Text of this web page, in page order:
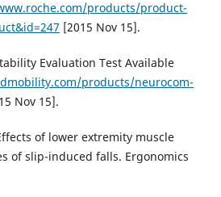
products/product-
[2015 Nov 15].
Evaluation Test Available
products/neurocom-
Nov 15].
of lower extremity muscle
of slip-induced falls. Ergonomics